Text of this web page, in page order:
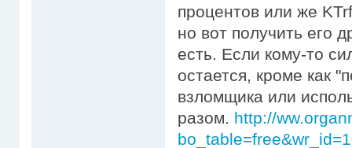
процентов или же
но вот получить его
есть. Если кому-то
остается, кроме как
взломщика или
разом. http://